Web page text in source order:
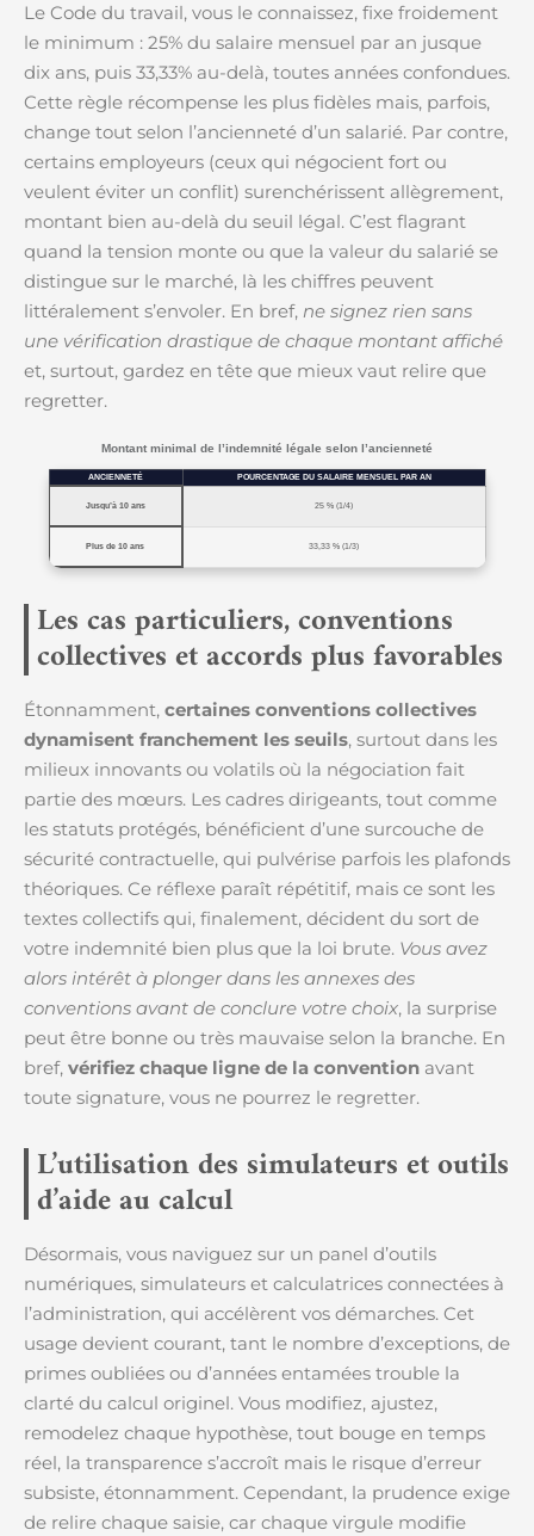
Le Code du travail, vous le connaissez, fixe froidement
le minimum : 25% du salaire mensuel par an jusque
dix ans, puis 33,33% au-delà, toutes années confondues.
Cette règle récompense les plus fidèles mais, parfois,
change tout selon l’ancienneté d’un salarié. Par contre,
certains employeurs (ceux qui négocient fort ou
veulent éviter un conflit) surenchérissent allègrement,
montant bien au-delà du seuil légal. C’est flagrant
quand la tension monte ou que la valeur du salarié se
distingue sur le marché, là les chiffres peuvent
littéralement s’envoler. En bref, ne signez rien sans
une vérification drastique de chaque montant affiché
et, surtout, gardez en tête que mieux vaut relire que
regretter.
Montant minimal de l’indemnité légale selon l’ancienneté
ANCIENNETÉ POURCENTAGE DU SALAIRE MENSUEL PAR AN
Jusqu’à 10 ans 25 % (1/4)
Plus de 10 ans 33,33 % (1/3)
Les cas particuliers, conventions
collectives et accords plus favorables
Étonnamment, certaines conventions collectives
dynamisent franchement les seuils, surtout dans les
milieux innovants ou volatils où la négociation fait
partie des mœurs. Les cadres dirigeants, tout comme
les statuts protégés, bénéficient d’une surcouche de
sécurité contractuelle, qui pulvérise parfois les plafonds
théoriques. Ce réflexe paraît répétitif, mais ce sont les
textes collectifs qui, finalement, décident du sort de
votre indemnité bien plus que la loi brute. Vous avez
alors intérêt à plonger dans les annexes des
conventions avant de conclure votre choix, la surprise
peut être bonne ou très mauvaise selon la branche. En
bref, vérifiez chaque ligne de la convention avant
toute signature, vous ne pourrez le regretter.
L’utilisation des simulateurs et outils
d’aide au calcul
Désormais, vous naviguez sur un panel d’outils
numériques, simulateurs et calculatrices connectées à
l’administration, qui accélèrent vos démarches. Cet
usage devient courant, tant le nombre d’exceptions, de
primes oubliées ou d’années entamées trouble la
clarté du calcul originel. Vous modifiez, ajustez,
remodelez chaque hypothèse, tout bouge en temps
réel, la transparence s’accroît mais le risque d’erreur
subsiste, étonnamment. Cependant, la prudence exige
de relire chaque saisie, car chaque virgule modifie